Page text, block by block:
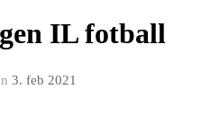
IL fotball
3. feb 2021